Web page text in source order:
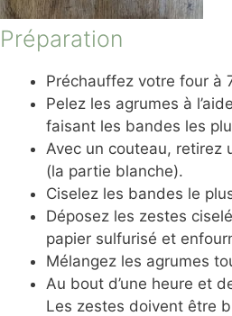
Préparation
Préchauffez votre four à
Pelez les agrumes à
faisant les bandes les
Avec un couteau, retirez
(la partie blanche).
Ciselez les bandes le
Déposez les zestes
papier sulfurisé et
Mélangez les agrumes
Au bout d’une heure et
Les zestes doivent être